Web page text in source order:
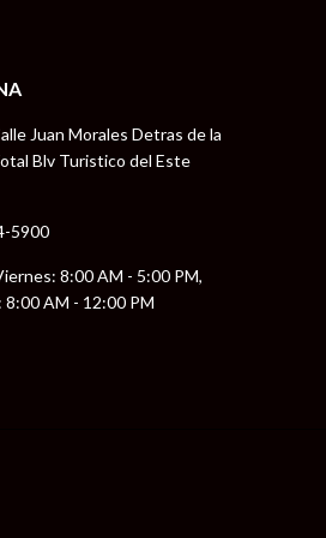
Juan Morales Detras de la
Blv Turistico del Este
5900
8:00 AM - 5:00 PM,
8:00 AM - 12:00 PM